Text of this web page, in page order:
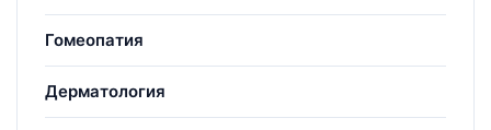
Гомеопатия
Дерматология